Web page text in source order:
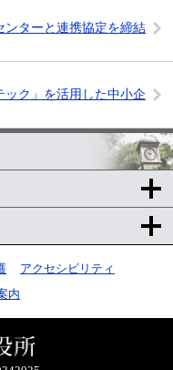
ンターと連携協定を締結
ック」を活用した中小企
アクセシビリティ
内